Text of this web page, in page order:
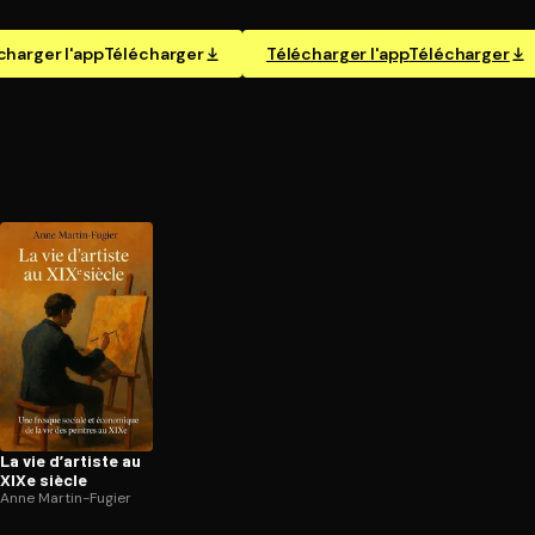
l'appTélécharger Télécharger l'appTélécharger
La vie d’artiste au
XIXe siècle
Anne Martin-Fugier